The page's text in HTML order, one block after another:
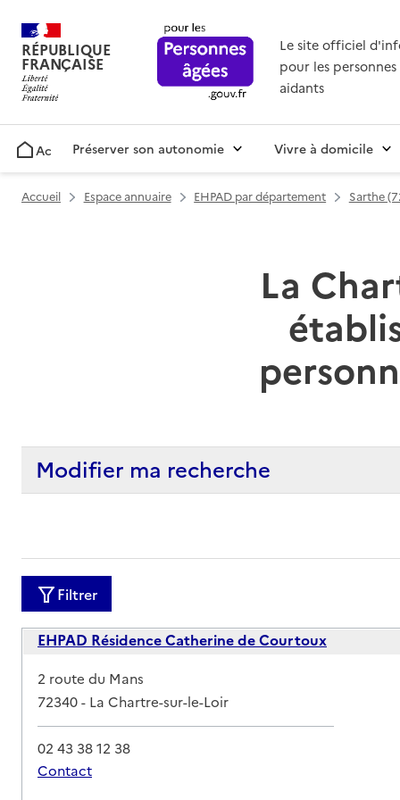
RÉPUBLIQUE
FRANÇAISE
Le site officiel
pour les personnes
aidants
AccueilPréserver son autonomie Vivre à domicile
Accueil Espace annuaire EHPAD par département Sarthe
La
Modifier ma recherche
Filtrer
EHPAD Résidence Catherine de Courtoux
Adresse
2 route du Mans
72340- La Chartre-sur-le-Loir
02 43 38 12 38
Contact